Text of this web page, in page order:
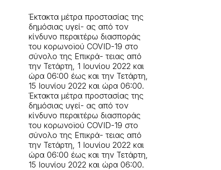
Έκτακτα μέτρα προστασίας της
δημόσιας υγεί- ας από τον
κίνδυνο περαιτέρω διασποράς
του κορωνοϊού COVID-19 στο
σύνολο της Επικρά- τειας από
την Τετάρτη, 1 Ιουνίου 2022 και
ώρα 06:00 έως και την Τετάρτη,
15 Ιουνίου 2022 και ώρα 06:00.
Έκτακτα μέτρα προστασίας της
δημόσιας υγεί- ας από τον
κίνδυνο περαιτέρω διασποράς
του κορωνοϊού COVID-19 στο
σύνολο της Επικρά- τειας από
την Τετάρτη, 1 Ιουνίου 2022 και
ώρα 06:00 έως και την Τετάρτη,
15 Ιουνίου 2022 και ώρα 06:00.